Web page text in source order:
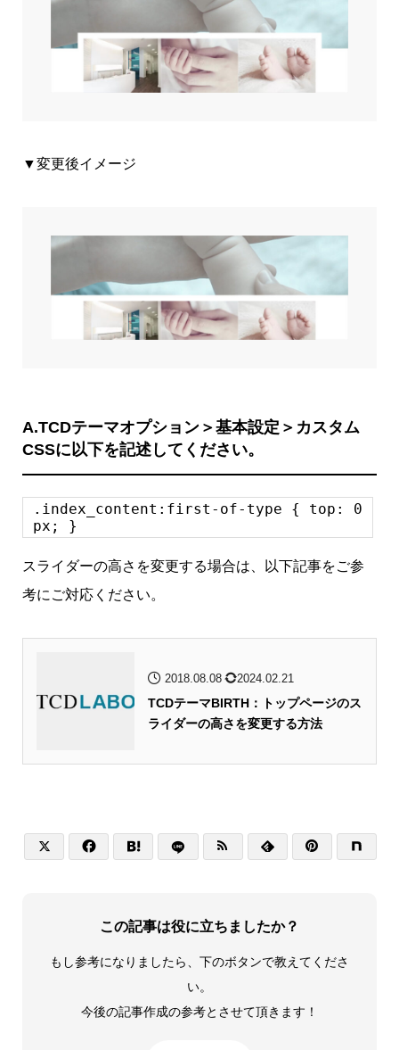
▼変更後イメージ
A.TCDテーマオプション＞基本設定＞カスタム
CSSに以下を記述してください。
.index_content:first-of-type { top: 0
px; }
スライダーの高さを変更する場合は、以下記事をご参
考にご対応ください。
2018.08.08 2024.02.21
TCDテーマBIRTH：トップページのス
ライダーの高さを変更する方法
     
この記事は役に立ちましたか？
もし参考になりましたら、下のボタンで教えてくださ
い。
今後の記事作成の参考とさせて頂きます！